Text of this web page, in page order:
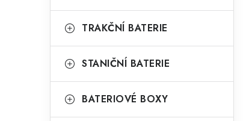
n
n
p
i
TRAKČNÍ BATERIE
STANIČNÍ BATERIE
BATERIOVÉ BOXY